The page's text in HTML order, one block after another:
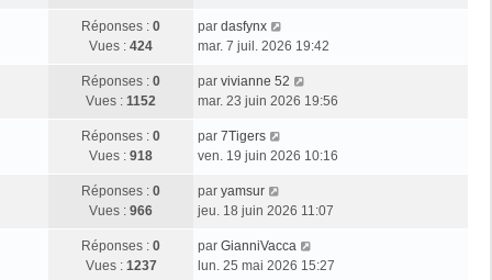
Réponses : 0
Vues : 424
par dasfynx
mar. 7 juil. 2026 19:42
Réponses : 0
Vues : 1152
par vivianne 52
mar. 23 juin 2026 19:56
Réponses : 0
Vues : 918
par 7Tigers
ven. 19 juin 2026 10:16
Réponses : 0
Vues : 966
par yamsur
jeu. 18 juin 2026 11:07
Réponses : 0
Vues : 1237
par GianniVacca
lun. 25 mai 2026 15:27